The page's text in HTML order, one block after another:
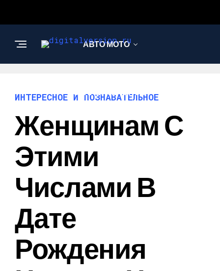
АВТО МОТО
ПОЗНАВАТЕЛЬНОЕ
ИНТЕРЕСНОЕ И ПОЗНАВАТЕЛЬНОЕ
Женщинам С
Этими
Числами В
Дате
Рождения